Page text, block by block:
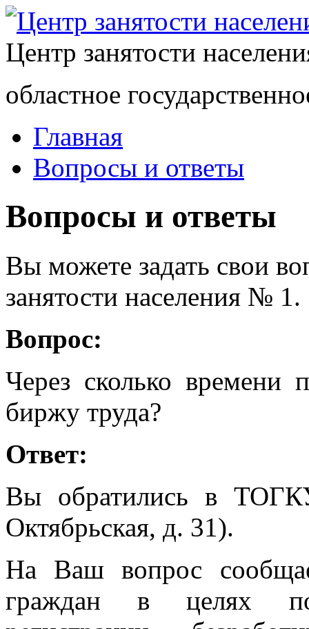
Центр занятости
областное
Главная
Вопросы и ответы
Вопросы и ответы
Вы можете задать свои
занятости населения № 1.
Вопрос:
Через сколько времени
биржу труда?
Ответ:
Вы обратились в
Октябрьская, д. 31).
На Ваш вопрос
граждан в целях